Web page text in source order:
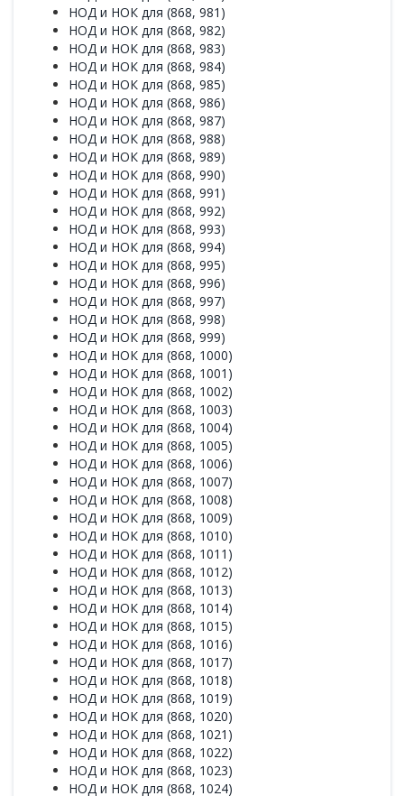
НОД и НОК для (868, 981)
НОД и НОК для (868, 982)
НОД и НОК для (868, 983)
НОД и НОК для (868, 984)
НОД и НОК для (868, 985)
НОД и НОК для (868, 986)
НОД и НОК для (868, 987)
НОД и НОК для (868, 988)
НОД и НОК для (868, 989)
НОД и НОК для (868, 990)
НОД и НОК для (868, 991)
НОД и НОК для (868, 992)
НОД и НОК для (868, 993)
НОД и НОК для (868, 994)
НОД и НОК для (868, 995)
НОД и НОК для (868, 996)
НОД и НОК для (868, 997)
НОД и НОК для (868, 998)
НОД и НОК для (868, 999)
НОД и НОК для (868, 1000)
НОД и НОК для (868, 1001)
НОД и НОК для (868, 1002)
НОД и НОК для (868, 1003)
НОД и НОК для (868, 1004)
НОД и НОК для (868, 1005)
НОД и НОК для (868, 1006)
НОД и НОК для (868, 1007)
НОД и НОК для (868, 1008)
НОД и НОК для (868, 1009)
НОД и НОК для (868, 1010)
НОД и НОК для (868, 1011)
НОД и НОК для (868, 1012)
НОД и НОК для (868, 1013)
НОД и НОК для (868, 1014)
НОД и НОК для (868, 1015)
НОД и НОК для (868, 1016)
НОД и НОК для (868, 1017)
НОД и НОК для (868, 1018)
НОД и НОК для (868, 1019)
НОД и НОК для (868, 1020)
НОД и НОК для (868, 1021)
НОД и НОК для (868, 1022)
НОД и НОК для (868, 1023)
НОД и НОК для (868, 1024)